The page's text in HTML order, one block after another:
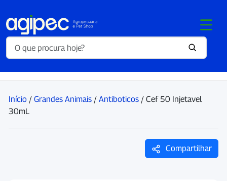
Início / Grandes Animais / Antiboticos / Cef 50 Injetavel
30mL
Compartilhar